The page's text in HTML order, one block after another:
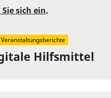
Hilfsmittel
sich ein.
Veranstaltungsberichte